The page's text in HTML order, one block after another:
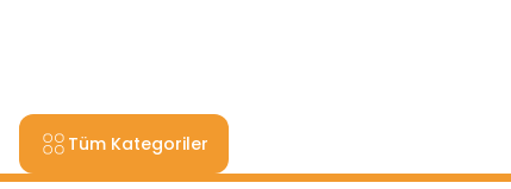
Tüm Kategoriler